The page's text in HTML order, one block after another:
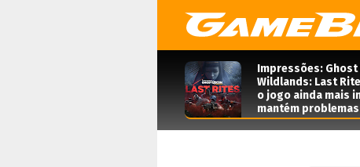
Impressões: Ghost
Wildlands: Last
o jogo ainda mais
mantém